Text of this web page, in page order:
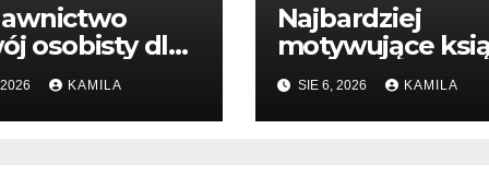
osobisty dla
KAMILA
Najbardziej
motywujące
o biznesie
SIE 6, 2026 KAMILA